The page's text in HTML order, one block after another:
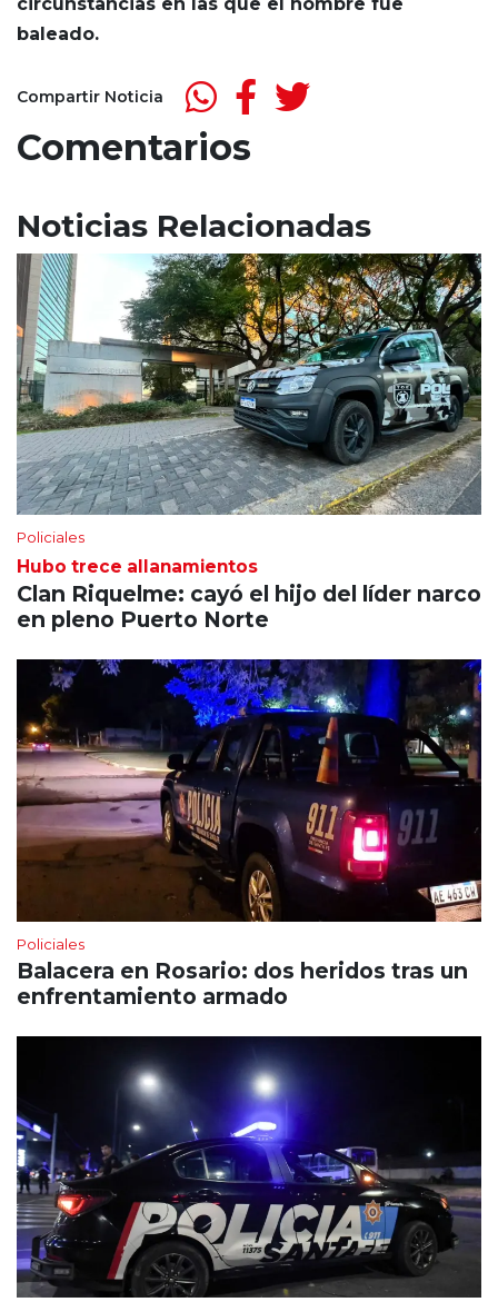
circunstancias en las que el hombre fue
baleado.
Compartir Noticia
Comentarios
Noticias Relacionadas
Policiales
Hubo trece allanamientos
Clan Riquelme: cayó el hijo del líder narco
en pleno Puerto Norte
Policiales
Balacera en Rosario: dos heridos tras un
enfrentamiento armado